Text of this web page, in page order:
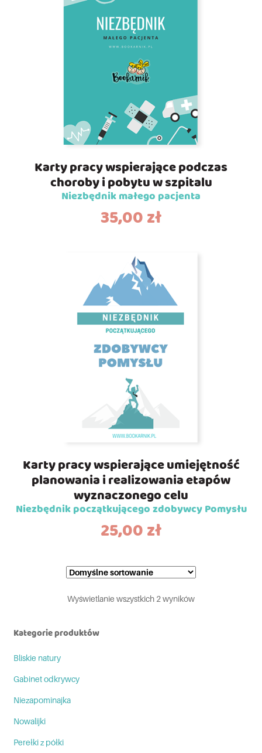
Karty pracy wspierające podczas
choroby i pobytu w szpitalu
Niezbędnik małego pacjenta
35,00zł
Karty pracy wspierające umiejętność
planowania i realizowania etapów
wyznaczonego celu
Niezbędnik początkującego zdobywcy Pomysłu
25,00zł
Wyświetlanie wszystkich 2 wyników
Kategorie produktów
Bliskie natury
Gabinet odkrywcy
Niezapominajka
Nowalijki
Perełki z półki